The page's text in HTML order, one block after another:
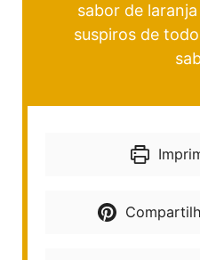
sabor de
suspiros de